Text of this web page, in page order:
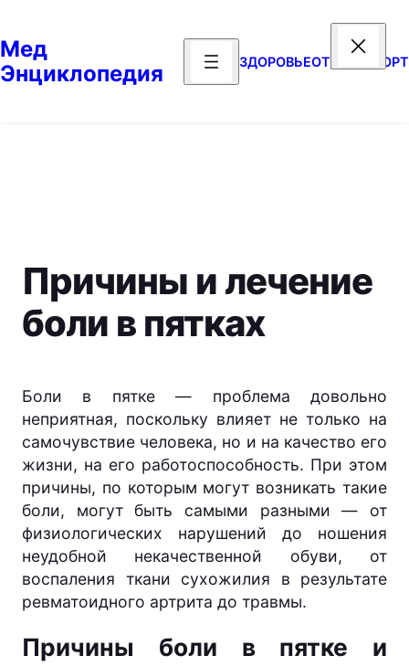
содержимому
Мед
Энциклопедия
ЗДОРОВЬЕОТДЫХ СПОРТ
Причины и лечение
боли в пятках
Боли в пятке — проблема довольно
неприятная, поскольку влияет не только на
самочувствие человека, но и на качество его
жизни, на его работоспособность. При этом
причины, по которым могут возникать такие
боли, могут быть самыми разными — от
физиологических нарушений до ношения
неудобной некачественной обуви, от
воспаления ткани сухожилия в результате
ревматоидного артрита до травмы.
Причины боли в пятке и